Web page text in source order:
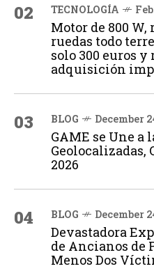
02 TECNOLOGÍA
Motor de 800
ruedas todo
solo 300 euros
adquisición
03 BLOG December
GAME se Une a
Geolocalizadas,
2026
04 BLOG December
Devastadora
de Ancianos de
Menos Dos